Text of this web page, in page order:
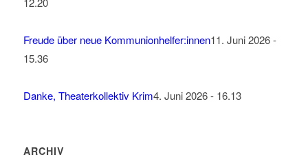
Freude über neue Kommunionhelfer:innen11. Juni 2026 -
15.36
Danke, Theaterkollektiv Krim4. Juni 2026 - 16.13
ARCHIV